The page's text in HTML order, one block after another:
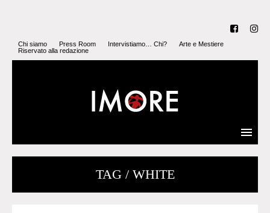
Chi siamo Press Room Intervistiamo… Chi?
Arte e Mestiere
Riservato alla redazione
TAG / WHITE